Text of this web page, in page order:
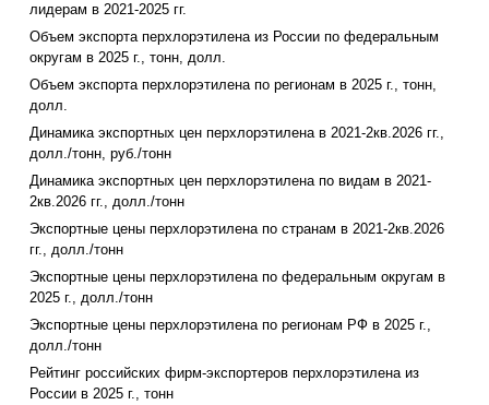
лидерам в 2021-2025 гг.
Объем экспорта перхлорэтилена из России по федеральным
округам в 2025 г., тонн, долл.
Объем экспорта перхлорэтилена по регионам в 2025 г., тонн,
долл.
Динамика экспортных цен перхлорэтилена в 2021-2кв.2026 гг.,
долл./тонн, руб./тонн
Динамика экспортных цен перхлорэтилена по видам в 2021-
2кв.2026 гг., долл./тонн
Экспортные цены перхлорэтилена по странам в 2021-2кв.2026
гг., долл./тонн
Экспортные цены перхлорэтилена по федеральным округам в
2025 г., долл./тонн
Экспортные цены перхлорэтилена по регионам РФ в 2025 г.,
долл./тонн
Рейтинг российских фирм-экспортеров перхлорэтилена из
России в 2025 г., тонн